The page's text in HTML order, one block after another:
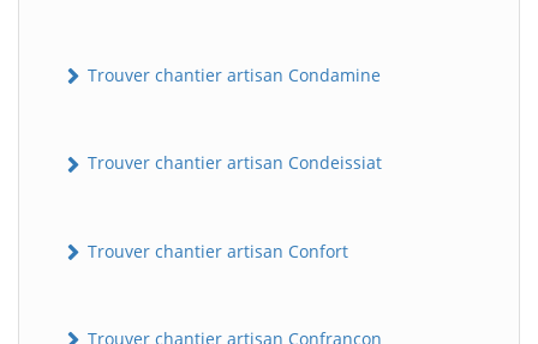
Trouver chantier artisan Condamine
Trouver chantier artisan Condeissiat
Trouver chantier artisan Confort
Trouver chantier artisan Confrançon
BatiWebPro